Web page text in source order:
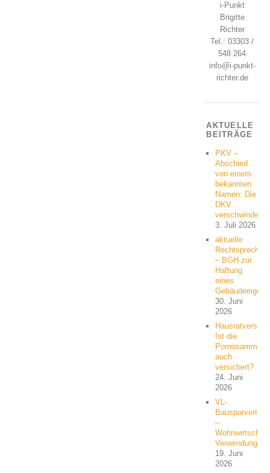
i-Punkt
Brigitte
Richter
Tel.: 03303 /
548 264
info@i-punkt-
richter.de
AKTUELLE
BEITRÄGE
PKV –
Abschied
von einem
bekannten
Namen: Die
DKV
verschwindet
3. Juli 2026
aktuelle
– BGH zur
Haftung
eines
30. Juni
2026
Ist die
auch
versichert?
24. Juni
2026
VL-
Bausparvertrag
–
Verwendung?
19. Juni
2026